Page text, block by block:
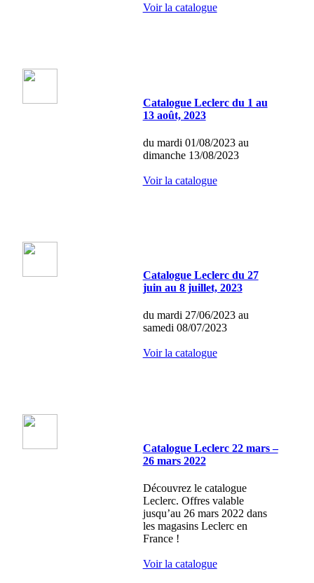
Voir la catalogue
Catalogue Leclerc du 1 au
13 août, 2023
du mardi 01/08/2023 au
dimanche 13/08/2023
Voir la catalogue
Catalogue Leclerc du 27
juin au 8 juillet, 2023
du mardi 27/06/2023 au
samedi 08/07/2023
Voir la catalogue
Catalogue Leclerc 22 mars –
26 mars 2022
Découvrez le catalogue
Leclerc. Offres valable
jusqu’au 26 mars 2022 dans
les magasins Leclerc en
France !
Voir la catalogue